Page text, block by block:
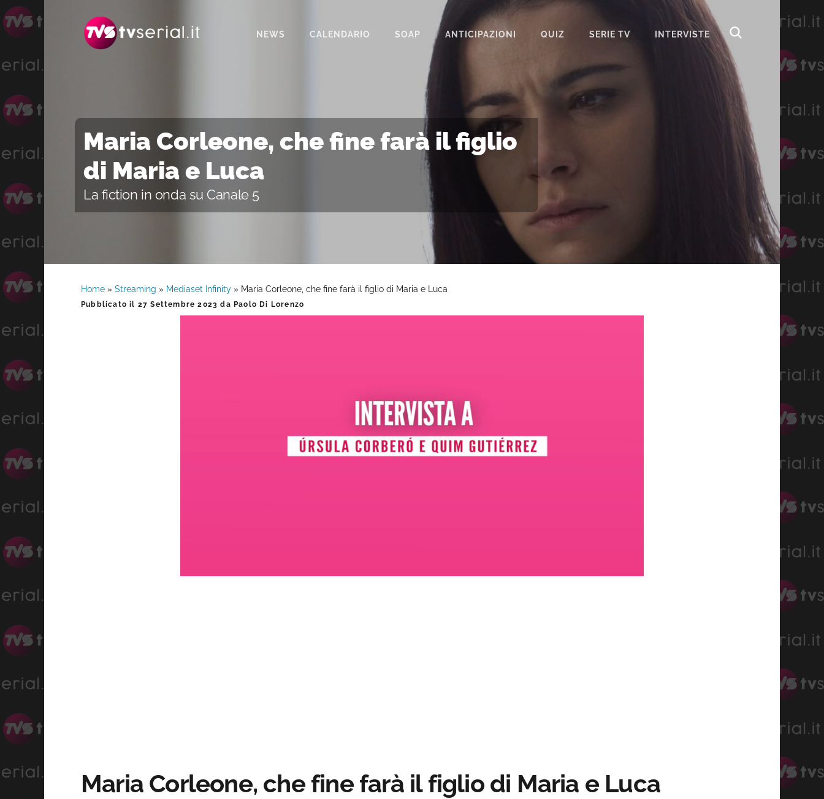
navigazione
contenuto
NEWS CALENDARIO SOAP
BEAUTIFUL
IL PARADISO DELLE SIGNORE
LA PROMESSA
SEGRETI DI FAMIGLIA
TEMPESTA D’AMORE
UN POSTO AL SOLE
ANTICIPAZIONI QUIZ SERIE TV INTERVISTE
Maria Corleone, che fine farà il figlio
di Maria e Luca
La fiction in onda su Canale 5
Home » Streaming » Mediaset Infinity » Maria Corleone, che fine farà il figlio di Maria e Luca
Pubblicato il 27 Settembre 2023 da Paolo Di Lorenzo
0%
0%
Maria Corleone, che fine farà il figlio di Maria e Luca
Barra